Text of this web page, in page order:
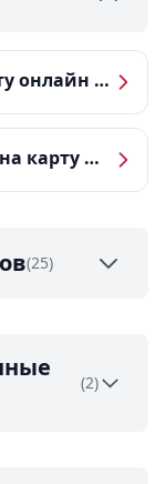
Срочный микрозайм на карту онлайн — получить деньги за 5 минут
Микрозаймы без процентов на карту — ТОП-10 за 2026 год
(25)
(2)